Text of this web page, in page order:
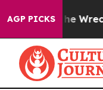
AGP PICKS
Bezos, he